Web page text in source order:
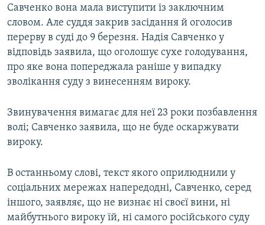
Савченко вона мала виступити із заключним
словом. Але суддя закрив засідання й оголосив
перерву в суді до 9 березня. Надія Савченко у
відповідь заявила, що оголошує сухе голодування,
про яке вона попереджала раніше у випадку
зволікання суду з винесенням вироку.
Звинувачення вимагає для неї 23 роки позбавлення
волі; Савченко заявила, що не буде оскаржувати
вироку.
В останньому слові, текст якого оприлюднили у
соціальних мережах напередодні, Савченко, серед
іншого, заявляє, що не визнає ні своєї вини, ні
майбутнього вироку їй, ні самого російського суду